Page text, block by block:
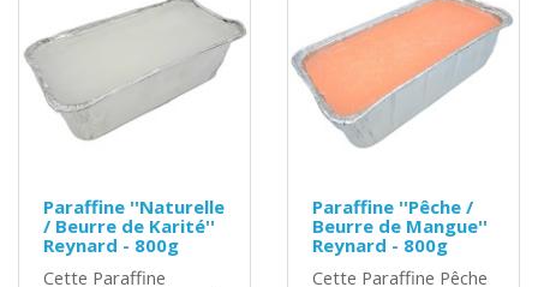
Paraffine ''Naturelle
/ Beurre de Karité''
Reynard - 800g
Cette Paraffine
Paraffine ''Pêche /
Beurre de Mangue''
Reynard - 800g
Cette Paraffine Pêche